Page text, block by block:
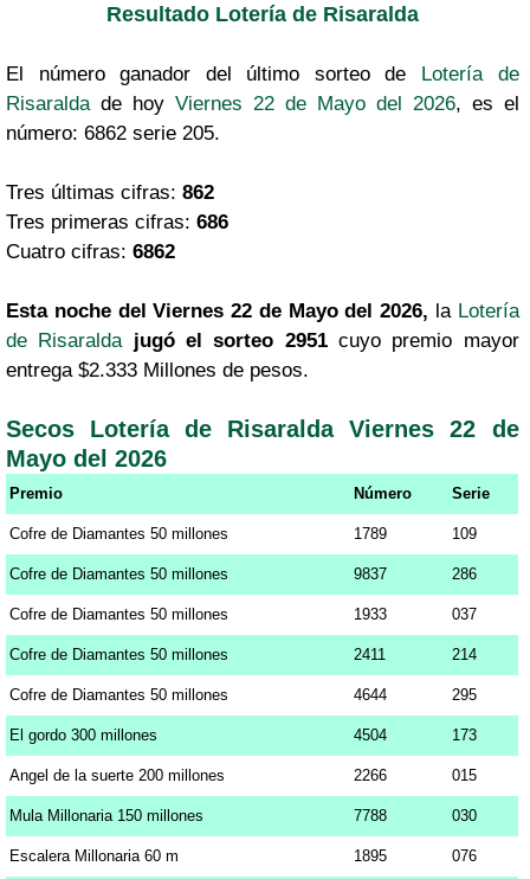
Resultado Lotería de Risaralda
El número ganador del último sorteo de Lotería de
Risaralda de hoy Viernes 22 de Mayo del 2026, es el
número: 6862 serie 205.
Tres últimas cifras: 862
Tres primeras cifras: 686
Cuatro cifras: 6862
Esta noche del Viernes 22 de Mayo del 2026, la Lotería
de Risaralda jugó el sorteo 2951cuyo premio mayor
entrega $2.333 Millones de pesos.
Secos Lotería de Risaralda Viernes 22 de
Mayo del 2026
Premio Número Serie
Cofre de Diamantes 50 millones 1789 109
Cofre de Diamantes 50 millones 9837 286
Cofre de Diamantes 50 millones 1933 037
Cofre de Diamantes 50 millones 2411 214
Cofre de Diamantes 50 millones 4644 295
El gordo 300 millones 4504 173
Angel de la suerte 200 millones 2266 015
Mula Millonaria 150 millones 7788 030
Escalera Millonaria 60 m 1895 076